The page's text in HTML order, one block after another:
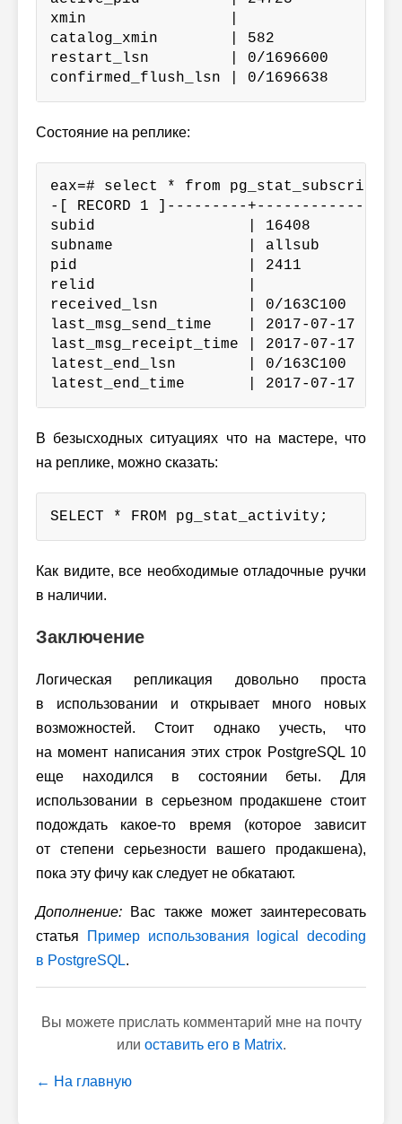
xmin                |
catalog_xmin        | 582
restart_lsn         | 0/1696600
confirmed_flush_lsn | 0/1696638
Состояние на реплике:
eax=# select * from
-[ RECORD 1 ]---------
subid                 | 16408
subname               | allsub
pid                   | 2411
relid                 |
received_lsn          | 0/163C100
last_msg_send_time    | 2017-07-17
last_msg_receipt_time | 2017-07-17
latest_end_lsn        | 0/163C100
latest_end_time       | 2017-07-17
В безысходных ситуациях что на мастере, что
на реплике, можно сказать:
SELECT * FROM pg_stat_activity;
Как видите, все необходимые отладочные ручки
в наличии.
Заключение
Логическая репликация довольно проста
в использовании и открывает много новых
возможностей. Стоит однако учесть, что
на момент написания этих строк PostgreSQL 10
еще находился в состоянии беты. Для
использовании в серьезном продакшене стоит
подождать какое-то время (которое зависит
от степени серьезности вашего продакшена),
пока эту фичу как следует не обкатают.
Дополнение: Вас также может заинтересовать
статья
Пример использования logical decoding
в PostgreSQL.
Вы можете прислать комментарий мне на почту
или оставить его в Matrix.
← На главную